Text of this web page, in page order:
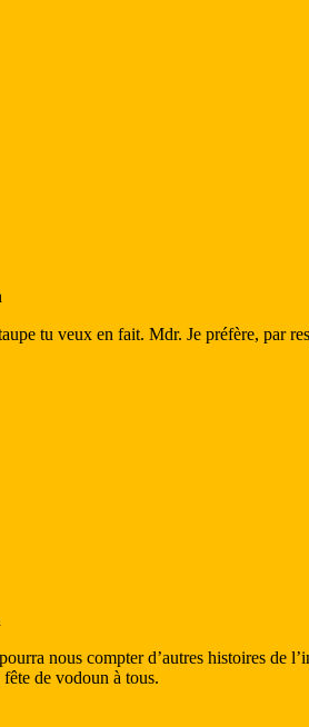
tu veux en fait. Mdr. Je préfère, par
nous compter d’autres histoires de
de vodoun à tous.